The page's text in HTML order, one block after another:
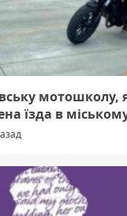
їзда в